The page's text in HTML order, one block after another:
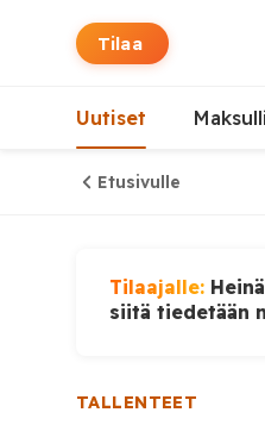
Tilaa
Uutiset
Etusivulle
Tilaajalle:
siitä tiedetään
TALLENTEET